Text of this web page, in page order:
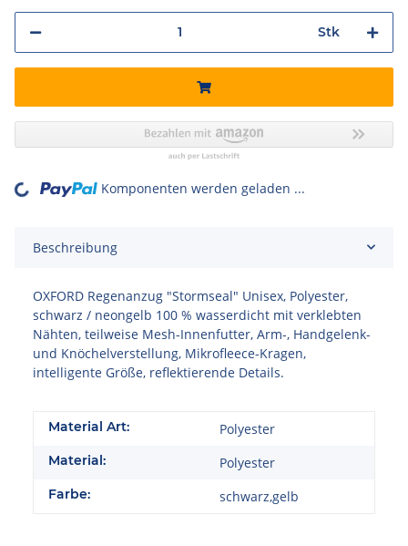
Stk
Loading... Komponenten werden geladen ...
Beschreibung
OXFORD Regenanzug "Stormseal" Unisex, Polyester,
schwarz / neongelb 100 % wasserdicht mit verklebten
Nähten, teilweise Mesh-Innenfutter, Arm-, Handgelenk-
und Knöchelverstellung, Mikrofleece-Kragen,
intelligente Größe, reflektierende Details.
Material Art: Polyester
Material: Polyester
Farbe: schwarz,gelb